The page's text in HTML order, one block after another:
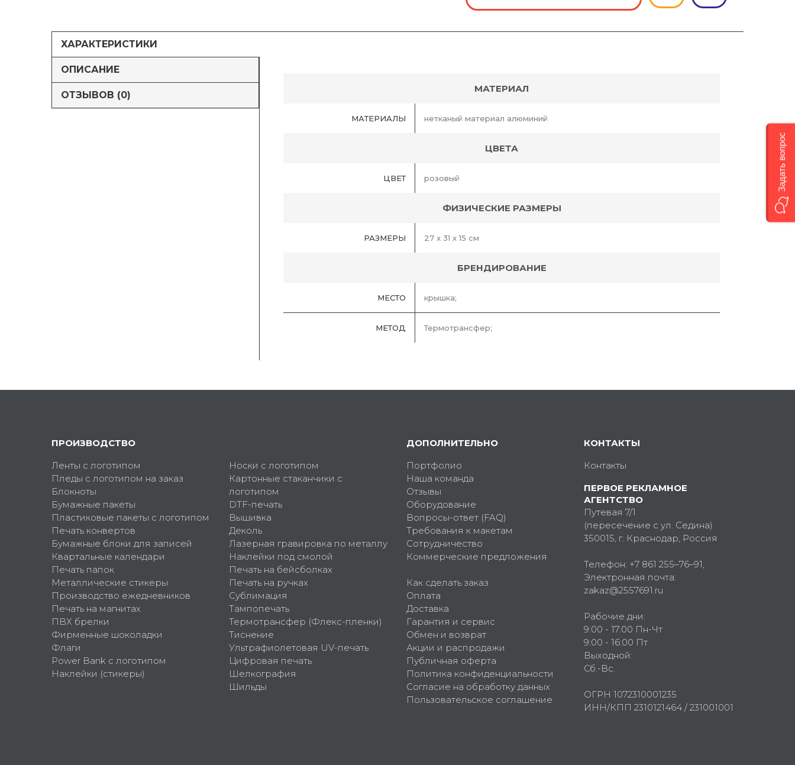
ХАРАКТЕРИСТИКИ
ОПИСАНИЕ
ОТЗЫВОВ (0)
МАТЕРИАЛ
МАТЕРИАЛЫ нетканый материал алюминий
ЦВЕТА
ЦВЕТ розовый
ФИЗИЧЕСКИЕ РАЗМЕРЫ
РАЗМЕРЫ 27 x 31 x 15 cм
БРЕНДИРОВАНИЕ
МЕСТО крышка;
МЕТОД Термотрансфер;
ПРОИЗВОДСТВО
Ленты с логотипом
Пледы с логотипом на заказ
Блокноты
Бумажные пакеты
Пластиковые пакеты с логотипом
Печать конвертов
Бумажные блоки для записей
Квартальные календари
Печать папок
Металлические стикеры
Производство ежедневников
Печать на магнитах
ПВХ брелки
Фирменные шоколадки
Флаги
Power Bank с логотипом
Наклейки (стикеры)
Носки с логотипом
Картонные стаканчики с
логотипом
DTF-печать
Вышивка
Деколь
Лазерная гравировка по металлу
Наклейки под смолой
Печать на бейсболках
Печать на ручках
Сублимация
Тампопечать
Термотрансфер (Флекс-пленки)
Тиснение
Ультрафиолетовая UV-печать
Цифровая печать
Шелкография
Шильды
ДОПОЛНИТЕЛЬНО
Портфолио
Наша команда
Отзывы
Оборудование
Вопросы-ответ (FAQ)
Требования к макетам
Сотрудничество
Коммерческие предложения
Как сделать заказ
Оплата
Доставка
Гарантия и сервис
Обмен и возврат
Акции и распродажи
Публичная оферта
Политика конфиденциальности
Согласие на обработку данных
Пользовательское соглашение
КОНТАКТЫ
Контакты
ПЕРВОЕ РЕКЛАМНОЕ
АГЕНТСТВО
Путевая 7/1
(пересечение с ул. Седина)
350015, г. Краснодар, Россия
Телефон: +7 861 255–76–91,
Электронная почта:
zakaz@2557691.ru
Рабочие дни:
9:00 - 17:00 Пн-Чт
9:00 - 16:00 Пт
Выходной:
Сб.-Вс.
ОГРН 1072310001235
ИНН/КПП 2310121464 / 231001001
Задать вопрос